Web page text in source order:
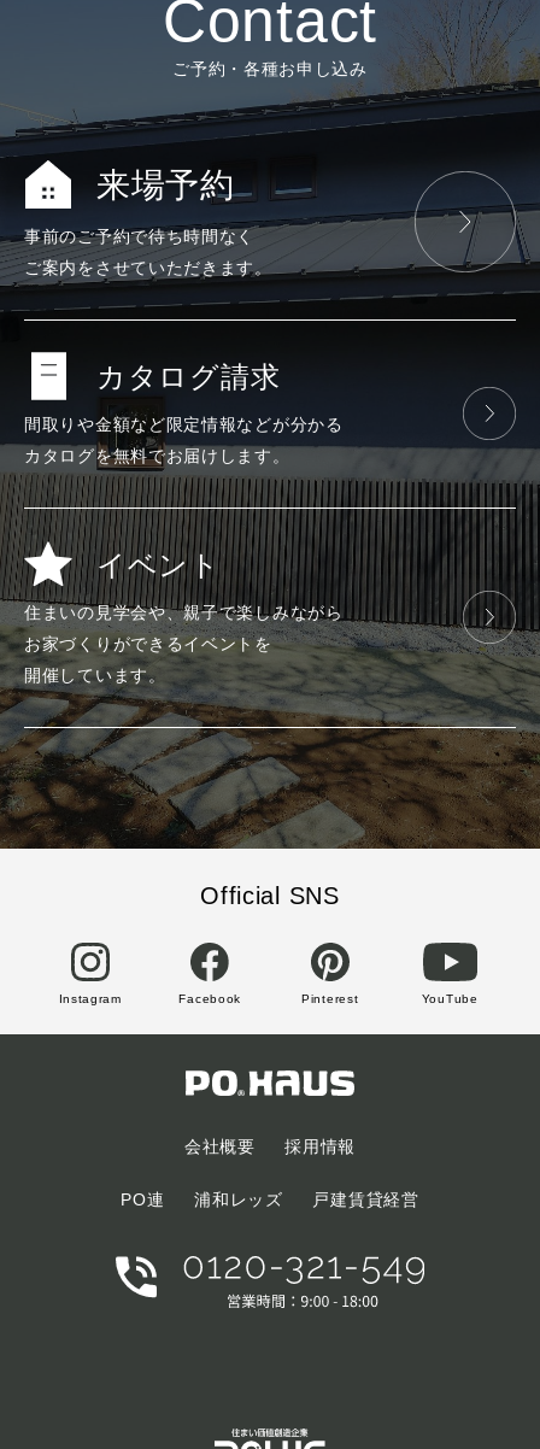
Contact
ご予約・各種お申し込み
来場予約
事前のご予約で待ち時間なく
ご案内をさせていただきます。
カタログ請求
間取りや金額など限定情報などが分かる
カタログを無料でお届けします。
イベント
住まいの見学会や、親子で楽しみながら
お家づくりができるイベントを
開催しています。
Official SNS
Instagram Facebook Pinterest YouTube
会社概要 採用情報
PO連 浦和レッズ 戸建賃貸経営